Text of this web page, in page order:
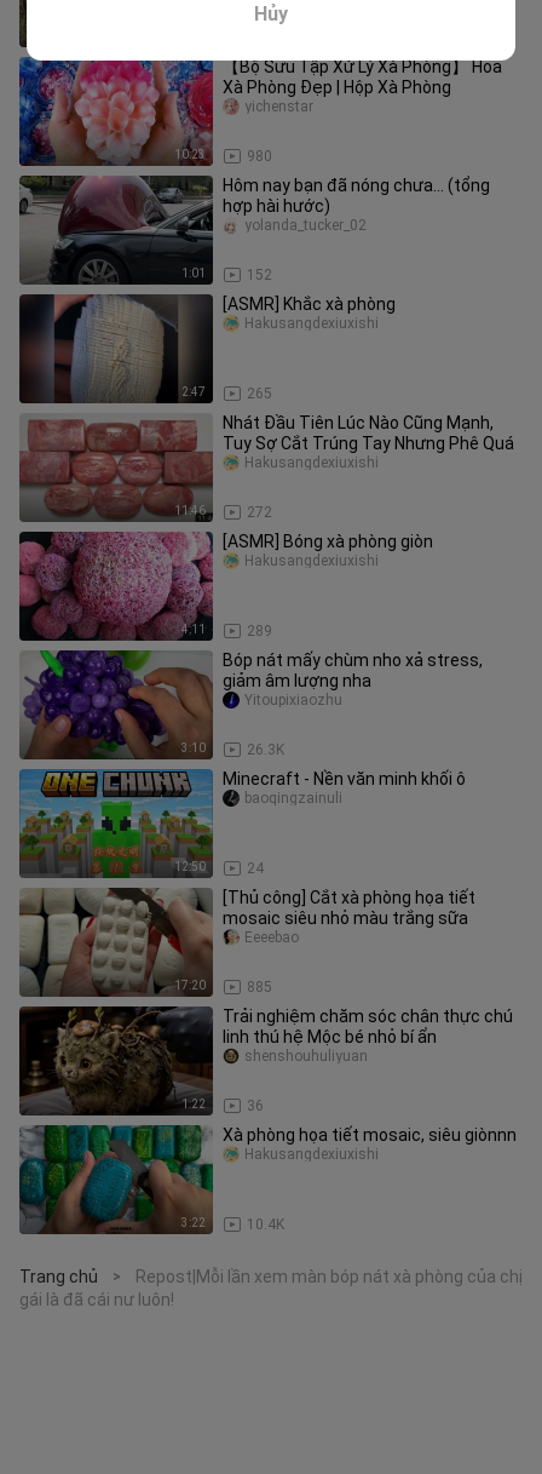
10:23
【Bộ Sưu Tập Xử Lý Xà Phòng】 Hoa
Xà Phòng Đẹp | Hộp Xà Phòng
980
yichenstar
1:01
Hôm nay bạn đã nóng chưa… (tổng
hợp hài hước)
152
yolanda_tucker_02
2:47
[ASMR] Khắc xà phòng
265
Hakusangdexiuxishi
11:46
Nhát Đầu Tiên Lúc Nào Cũng Mạnh,
Tuy Sợ Cắt Trúng Tay Nhưng Phê Quá
272
Hakusangdexiuxishi
4:11
[ASMR] Bóng xà phòng giòn
289
Hakusangdexiuxishi
3:10
Bóp nát mấy chùm nho xả stress,
giảm âm lượng nha
26.3K
Yitoupixiaozhu
12:50
Minecraft - Nền văn minh khối ô
24
baoqingzainuli
17:20
[Thủ công] Cắt xà phòng họa tiết
mosaic siêu nhỏ màu trắng sữa
885
Eeeebao
1:22
Trải nghiệm chăm sóc chân thực chú
linh thú hệ Mộc bé nhỏ bí ẩn
36
shenshouhuliyuan
3:22
Xà phòng họa tiết mosaic, siêu giònnn
10.4K
Hakusangdexiuxishi
Trang chủ >
Repost|Mỗi lần xem màn bóp nát xà phòng của chị
gái là đã cái nư luôn!
Hủy